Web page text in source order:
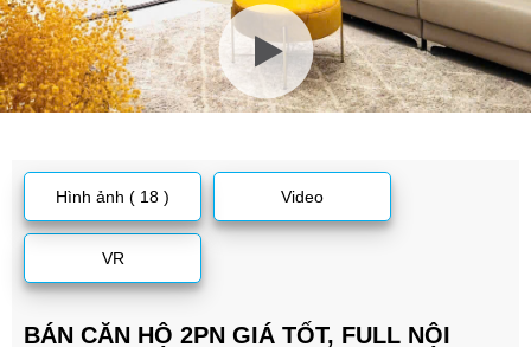
Hình ảnh ( 18 ) Video
VR
BÁN CĂN HỘ 2PN GIÁ TỐT, FULL NỘI